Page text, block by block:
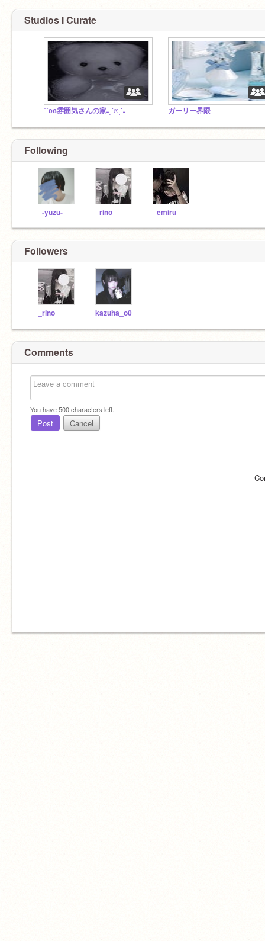
Studios I Curate
˙˚ʚɞ雰囲気さんの家˗ˏˋෆˎˊ˗ ガーリー界隈
Following
_-yuzu-_ _rino _emiru_
Followers
_rino kazuha_o0
Comments
You have500characters left.
Post Cancel